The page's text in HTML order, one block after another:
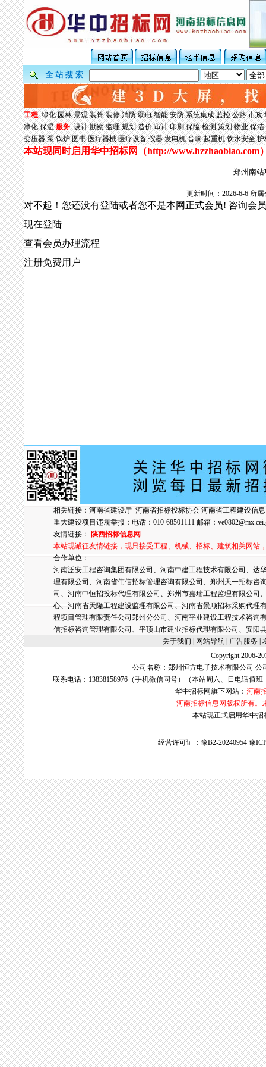
工程:绿化 园林 景观 装饰 装修 消防 弱电 智能 安防 系统集成 监控 公路 市政
净化 保温 服务:设计 勘察 监理 规划 造价 审计 印刷 保险 检测 策划 物业 保洁
变压器 泵 锅炉 图书 医疗器械 医疗设备 仪器 发电机 音响 起重机 饮水安全 护
本站现同时启用华中招标网（http://www.hzzhaobiao.com
郑州南
更新时间：2026-6-6
对不起！您还没有登陆或者您不是本网正式会员! 咨询会
现在登陆
查看会员办理流程
注册免费用户
相关链接： 河南省建设厅 河南省招标投标协会 河南省工程建设信
重大建设项目违规举报：电话：010-68501111 邮箱：
友情链接：
陕西招标信息网
本站现诚征友情链接，现只接受工程、机械、招标、建筑相关网站
合作单位：
河南泛安工程咨询集团有限公司、河南中建工程技术有限公司、
理有限公司、河南省伟信招标管理咨询有限公司、郑州天一招标
司、河南中恒招投标代理有限公司、郑州市嘉瑞工程监理有限公
心、河南省天隆工程建设监理有限公司、河南省景顺招标采购代
程项目管理有限责任公司郑州分公司、河南平业建设工程技术咨
信招标咨询管理有限公司、平顶山市建业招标代理有限公司、安阳
关于我们 | 网站导航 | 广告服务 |
Copyright 2006-
公司名称：郑州恒方电子技术有限公司
联系电话：13838158976（手机微信同号）（本站周六、日电话值
华中招标网旗下网站： 河南
河南招标信息网版权所有。
本站现正式启用华中招
经营许可证：豫B2-20240954 豫